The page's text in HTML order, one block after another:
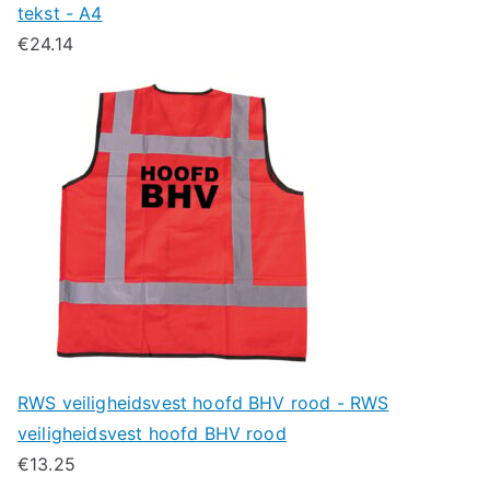
tekst - A4
€24.14
RWS veiligheidsvest hoofd BHV rood - RWS
veiligheidsvest hoofd BHV rood
€13.25